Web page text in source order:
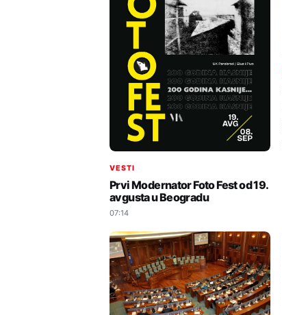
VESTI
Prvi Modernator Foto Fest od 19.
avgusta u Beogradu
07:14